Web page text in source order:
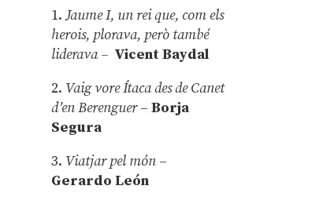
1.Jaume I, un rei que, com els
herois, plorava, però també
liderava – Vicent Baydal
2. Vaig vore Ítaca des de Canet
d’en Berenguer–Borja
Segura
3. Viatjar pel món –
Gerardo León